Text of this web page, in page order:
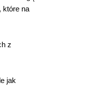
które na
z
jak